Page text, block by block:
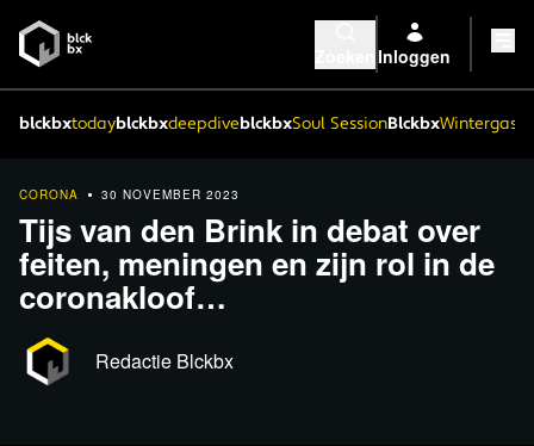
Inloggen
blckbxtodayblckbxdeepdiveblckbxSoul SessionBlckbx
CORONA 30 NOVEMBER 2023
Tijs van den Brink in debat over
feiten, meningen en zijn rol in de
coronakloof…
Redactie Blckbx